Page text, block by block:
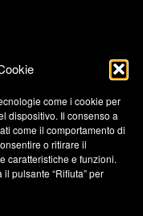
come i cookie per
dispositivo. Il consenso a
come il comportamento di
o ritirare il
caratteristiche e funzioni.
il pulsante “Rifiuta” per